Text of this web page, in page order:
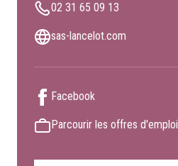
02 31 65 09 13
sas-lancelot.com
Facebook
Parcourir les offres d'emploi